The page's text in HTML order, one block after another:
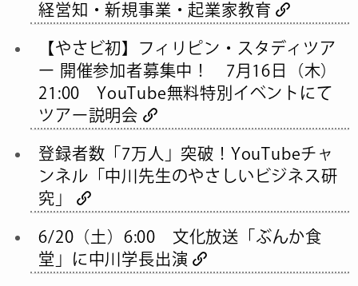
経営知・新規事業・起業家教育
【やさビ初】フィリピン・スタディツア
ー 開催参加者募集中！ 7月16日（木）
21:00 YouTube無料特別イベントにて
ツアー説明会
登録者数「7万人」突破！YouTubeチャ
ンネル「中川先生のやさしいビジネス研
究」
6/20（土）6:00 文化放送「ぶんか食
堂」に中川学長出演